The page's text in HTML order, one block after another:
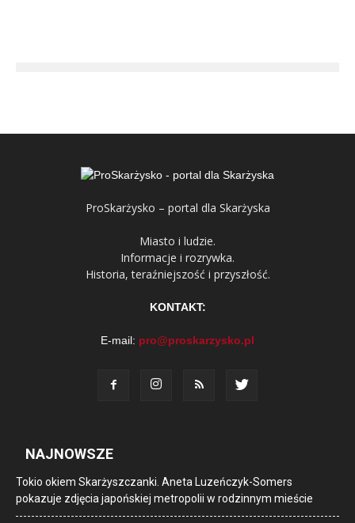
ProSkarżysko – portal dla Skarżyska
Miasto i ludzie.
Informacje i rozrywka.
Historia, teraźniejszość i przyszłość.
KONTAKT:
E-mail: pro@proskarzysko.pl
NAJNOWSZE
Tokio okiem Skarżyszczanki. Aneta Luzeńczyk-Somers
pokazuje zdjęcia japońskiej metropolii w rodzinnym mieście